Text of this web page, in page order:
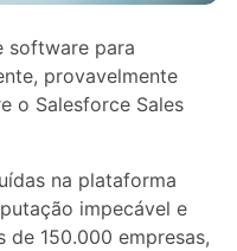
software para
provavelmente
o Salesforce Sales
na plataforma
impecável e
de 150.000 empresas,